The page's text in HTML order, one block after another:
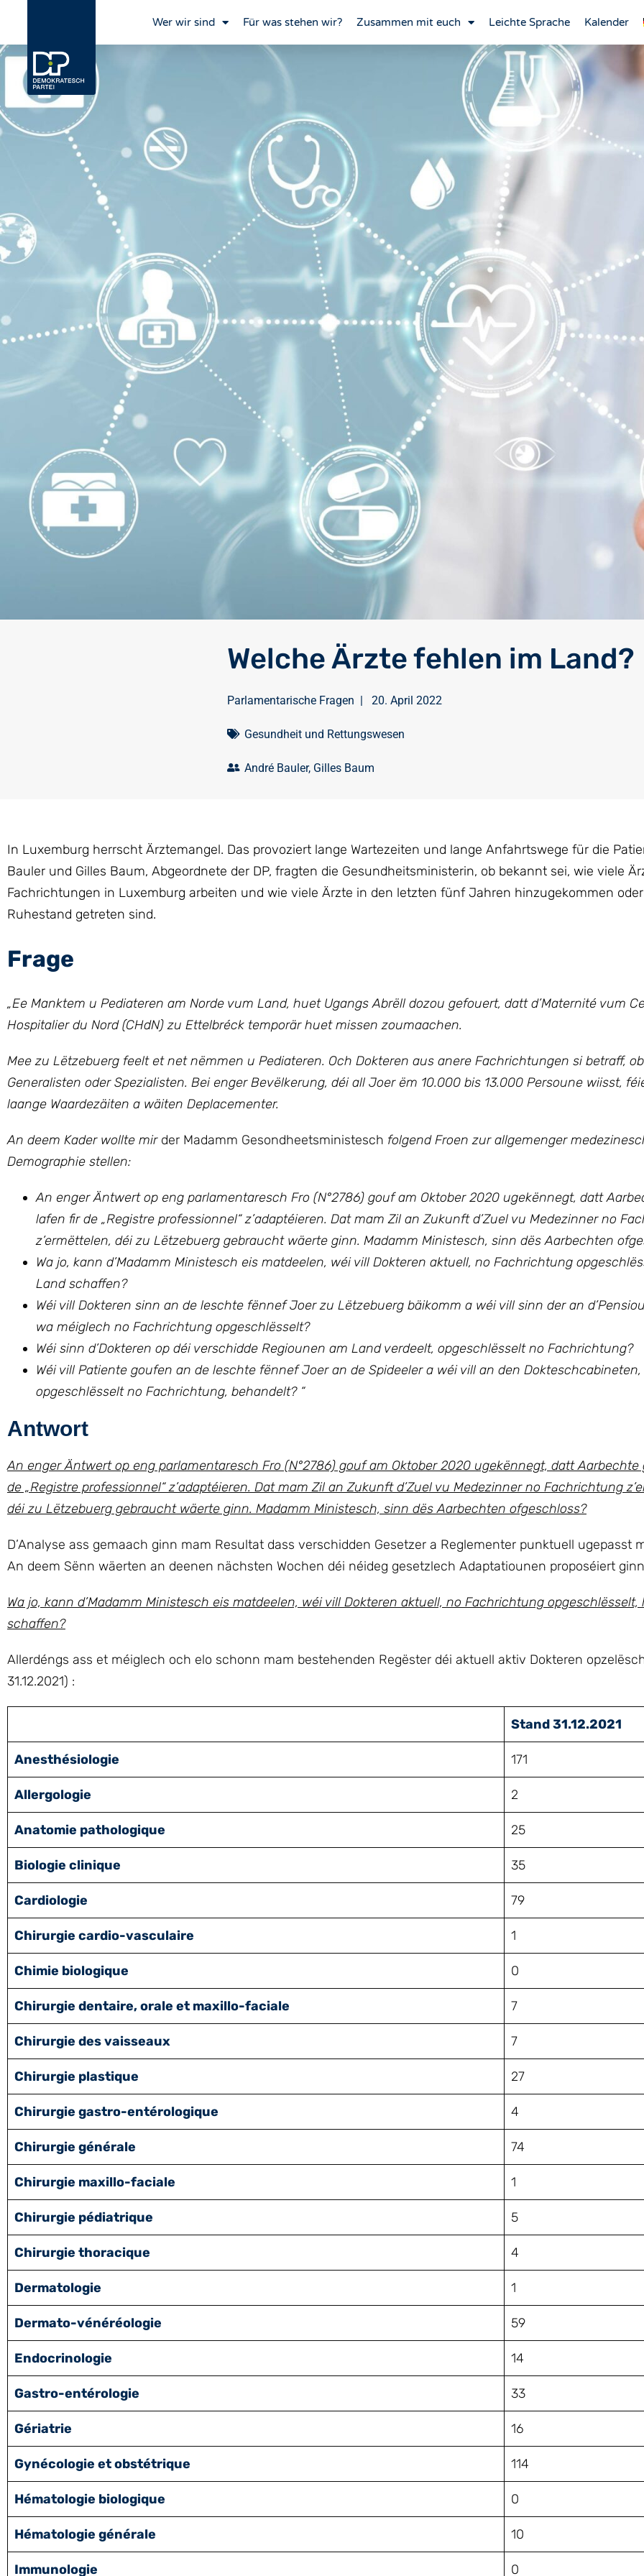
Wer wir sind Für was stehen wir? Zusammen mit euch Leichte Sprache Kalender
Welche Ärzte fehlen im Land?
Parlamentarische Fragen | 20. April 2022
Gesundheit und Rettungswesen
André Bauler, Gilles Baum
In Luxemburg herrscht Ärztemangel. Das provoziert lange Wartezeiten und lange Anfahrtswege für die
Bauler und Gilles Baum, Abgeordnete der DP, fragten die Gesundheitsministerin, ob bekannt sei, wie viele
Fachrichtungen in Luxemburg arbeiten und wie viele Ärzte in den letzten fünf Jahren hinzugekommen
Ruhestand getreten sind.
Frage
„Ee Manktem u Pediateren am Norde vum Land, huet Ugangs Abrëll dozou gefouert, datt d’Maternité vum
Hospitalier du Nord (CHdN) zu Ettelbréck temporär huet missen zoumaachen.
Mee zu Lëtzebuerg feelt et net nëmmen u Pediateren. Och Dokteren aus anere Fachrichtungen si betraff, ob
Generalisten oder Spezialisten. Bei enger Bevëlkerung, déi all Joer ëm 10.000 bis 13.000 Persoune wiisst,
laange Waardezäiten a wäiten Deplacementer.
An deem Kader wollte mirder Madamm Gesondheetsministesch folgend Froen zur allgemenger
Demographie stellen:
An enger Äntwert op eng parlamentaresch Fro (N°2786) gouf am Oktober 2020 ugekënnegt, datt
lafen fir de „Registre professionnel“ z’adaptéieren. Dat mam Zil an Zukunft d’Zuel vu Medezinner no
z’ermëttelen, déi zu Lëtzebuerg gebraucht wäerte ginn. Madamm Ministesch, sinn dës Aarbechten
Wa jo, kann d’Madamm Ministesch eis matdeelen, wéi vill Dokteren aktuell, no Fachrichtung
Land schaffen?
Wéi vill Dokteren sinn an de leschte fënnef Joer zu Lëtzebuerg bäikomm a wéi vill sinn der an
wa méiglech no Fachrichtung opgeschlësselt?
Wéi sinn d’Dokteren op déi verschidde Regiounen am Land verdeelt, opgeschlësselt no Fachrichtung?
Wéi vill Patiente goufen an de leschte fënnef Joer an de Spideeler a wéi vill an den Dokteschcabineten,
opgeschlësselt no Fachrichtung, behandelt? “
Antwort
An enger Äntwert op eng parlamentaresch Fro (N°2786) gouf am Oktober 2020 ugekënnegt, datt Aarbechte
de „Registre professionnel“ z’adaptéieren. Dat mam Zil an Zukunft d’Zuel vu Medezinner no Fachrichtung
déi zu Lëtzebuerg gebraucht wäerte ginn. Madamm Ministesch, sinn dës Aarbechten ofgeschloss?
D’Analyse ass gemaach ginn mam Resultat dass verschidden Gesetzer a Reglementer punktuell ugepasst
An deem Sënn wäerten an deenen nächsten Wochen déi néideg gesetzlech Adaptatiounen proposéiert
Wa jo, kann d’Madamm Ministesch eis matdeelen, wéi vill Dokteren aktuell, no Fachrichtung opgeschlësselt,
schaffen?
Allerdéngs ass et méiglech och elo schonn mam bestehenden Regëster déi aktuell aktiv Dokteren
31.12.2021) :
Stand 31.12.2021
Anesthésiologie 171
Allergologie 2
Anatomie pathologique 25
Biologie clinique 35
Cardiologie 79
Chirurgie cardio-vasculaire 1
Chimie biologique 0
Chirurgie dentaire, orale et maxillo-faciale 7
Chirurgie des vaisseaux 7
Chirurgie plastique 27
Chirurgie gastro-entérologique 4
Chirurgie générale 74
Chirurgie maxillo-faciale 1
Chirurgie pédiatrique 5
Chirurgie thoracique 4
Dermatologie 1
Dermato-vénéréologie 59
Endocrinologie 14
Gastro-entérologie 33
Gériatrie 16
Gynécologie et obstétrique 114
Hématologie biologique 0
Hématologie générale 10
Immunologie 0